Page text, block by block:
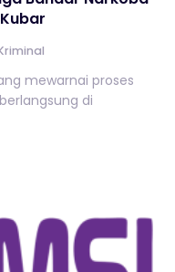
mewarnai proses
di